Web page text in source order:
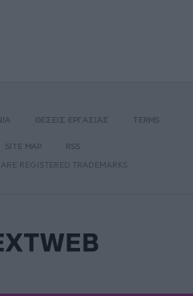
ΘΕΣΕΙΣ ΕΡΓΑΣΙΑΣ TERMS
SITE MAP
RSS
REGISTERED TRADEMARKS